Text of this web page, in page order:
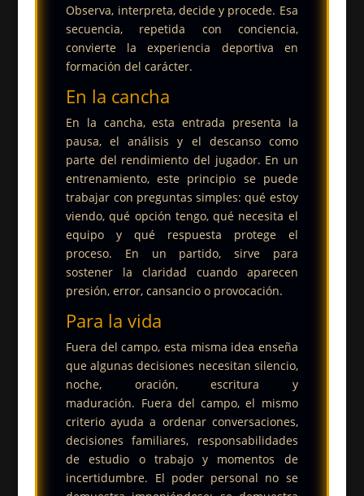
Observa, interpreta, decide y procede. Esa
secuencia, repetida con conciencia,
convierte la experiencia deportiva en
formación del carácter.
En la cancha
En la cancha, esta entrada presenta la
pausa, el análisis y el descanso como
parte del rendimiento del jugador. En un
entrenamiento, este principio se puede
trabajar con preguntas simples: qué estoy
viendo, qué opción tengo, qué necesita el
equipo y qué respuesta protege el
proceso. En un partido, sirve para
sostener la claridad cuando aparecen
presión, error, cansancio o provocación.
Para la vida
Fuera del campo, esta misma idea enseña
que algunas decisiones necesitan silencio,
noche, oración, escritura y
maduración. Fuera del campo, el mismo
criterio ayuda a ordenar conversaciones,
decisiones familiares, responsabilidades
de estudio o trabajo y momentos de
incertidumbre. El poder personal no se